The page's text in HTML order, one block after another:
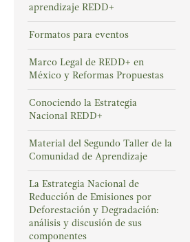
aprendizaje REDD+
Formatos para eventos
Marco Legal de REDD+ en
México y Reformas Propuestas
Conociendo la Estrategia
Nacional REDD+
Material del Segundo Taller de la
Comunidad de Aprendizaje
La Estrategia Nacional de
Reducción de Emisiones por
Deforestación y Degradación:
análisis y discusión de sus
componentes